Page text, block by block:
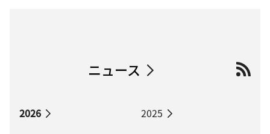
ニュース
2026
2025